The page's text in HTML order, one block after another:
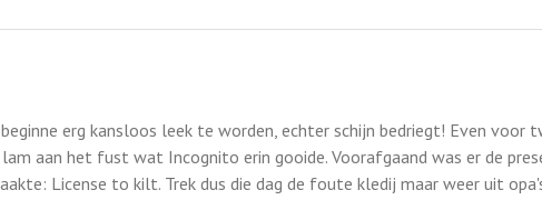
erg kansloos leek te worden, echter schijn bedriegt! Even
lam aan het fust wat Incognito erin gooide. Voorafgaand was er de
License to kilt. Trek dus die dag de foute kledij maar weer uit